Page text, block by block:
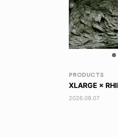
RANDOM
DINOSAUR JR.
2026.08.06